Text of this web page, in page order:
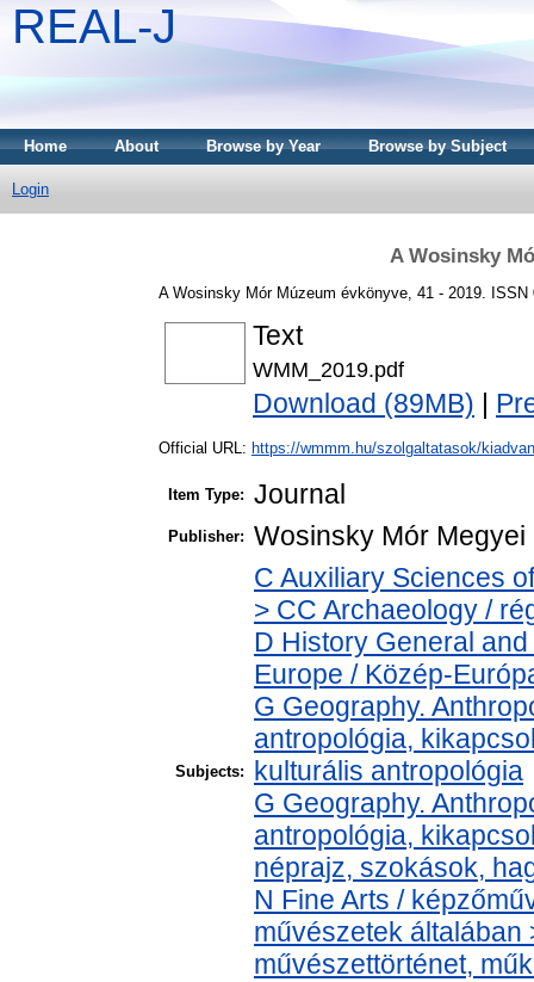
REAL-J
Home About Browse by Year Browse by Subject
Login
A Wosinsky
A Wosinsky Mór Múzeum évkönyve, 41 - 2019. ISSN
Text
WMM_2019.pdf
Download (89MB)
Official URL: https://wmmm.hu/szolgaltatasok/
Item Type: Journal
Publisher: Wosinsky Mór Megyei
Subjects:
C Auxiliary Sciences
> CC Archaeology /
D History General
Europe / Közép-
G Geography.
antropológia,
kulturális antropológia
G Geography.
antropológia,
néprajz, szokások,
N Fine Arts /
művészetek általában
művészettörténet,